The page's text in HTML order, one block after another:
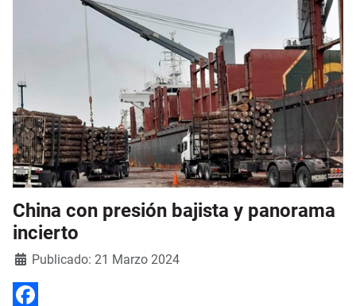
China con presión bajista y panorama
incierto
DetallesPublicado: 21 Marzo 2024